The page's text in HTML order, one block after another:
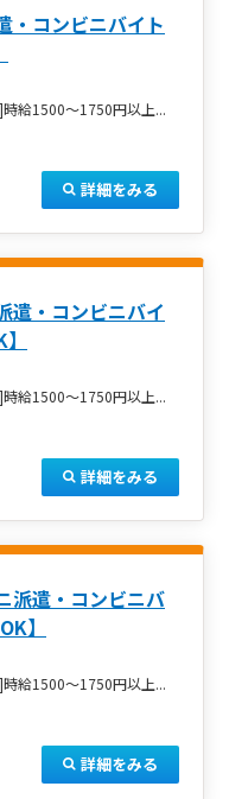
・コンビニバイト
給1500～1750円以上...
詳細をみる
遣・コンビニバイ
給1500～1750円以上...
詳細をみる
派遣・コンビニバ
】
給1500～1750円以上...
詳細をみる